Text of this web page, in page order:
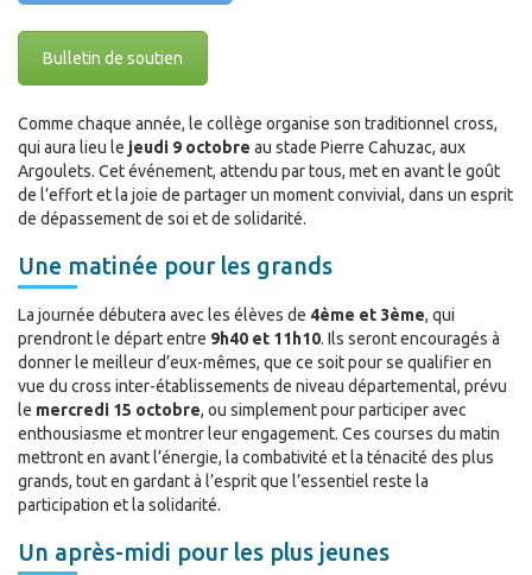
Bulletin de soutien
Comme chaque année, le collège organise son traditionnel cross,
qui aura lieu le jeudi 9 octobre au stade Pierre Cahuzac, aux
Argoulets. Cet événement, attendu par tous, met en avant le goût
de l’effort et la joie de partager un moment convivial, dans un esprit
de dépassement de soi et de solidarité.
Une matinée pour les grands
La journée débutera avec les élèves de 4ème et 3ème, qui
prendront le départ entre 9h40 et 11h10. Ils seront encouragés à
donner le meilleur d’eux-mêmes, que ce soit pour se qualifier en
vue du cross inter-établissements de niveau départemental, prévu
le mercredi 15 octobre, ou simplement pour participer avec
enthousiasme et montrer leur engagement. Ces courses du matin
mettront en avant l’énergie, la combativité et la ténacité des plus
grands, tout en gardant à l’esprit que l’essentiel reste la
participation et la solidarité.
Un après-midi pour les plus jeunes